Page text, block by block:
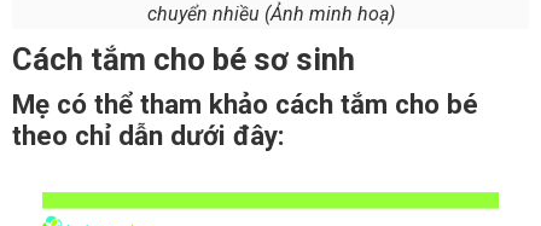
chuyển nhiều (Ảnh minh hoạ)
Cách tắm cho bé sơ sinh
Mẹ có thể tham khảo cách tắm cho bé
theo chỉ dẫn dưới đây: